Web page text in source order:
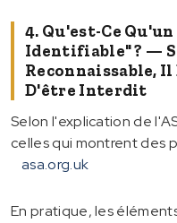
4. Qu'est-Ce
Identifiable" ? —
Reconnaissable,
D'être Interdit
Selon l'explication de
celles qui montrent des
asa.org.uk
En pratique, les